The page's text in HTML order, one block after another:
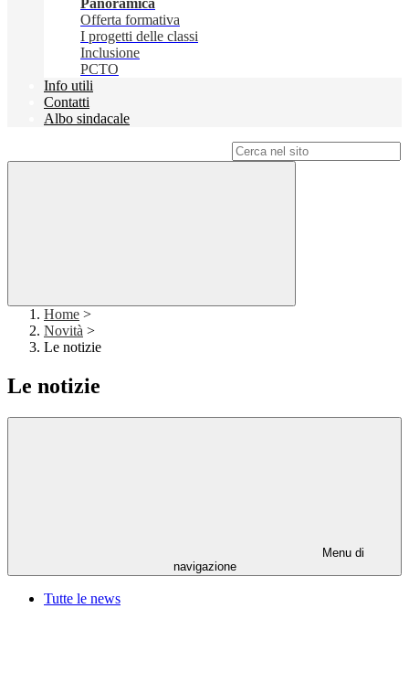
Panoramica
Offerta formativa
I progetti delle classi
Inclusione
PCTO
Info utili
Contatti
Albo sindacale
Home >
Novità >
Le notizie
Le notizie
Menu di
navigazione
Tutte le news